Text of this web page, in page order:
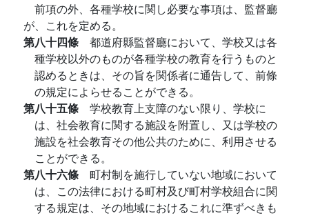
前項の外、各種学校に関し必要な事項は、監督廳
が、これを定める。
第八十四條 都道府縣監督廳において、学校又は各
種学校以外のものが各種学校の教育を行うものと
認めるときは、その旨を関係者に通告して、前條
の規定によらせることができる。
第八十五條 学校教育上支障のない限り、学校に
は、社会教育に関する施設を附置し、又は学校の
施設を社会教育その他公共のために、利用させる
ことができる。
第八十六條 町村制を施行していない地域において
は、この法律における町村及び町村学校組合に関
する規定は、その地域におけるこれに準ずべきも